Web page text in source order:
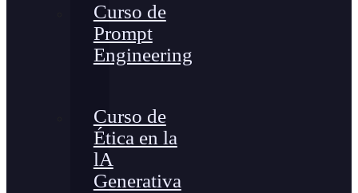
Curso de
Prompt
Engineering
Curso de
Ética en la
lA
Generativa